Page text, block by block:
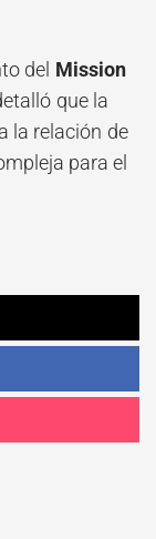
del Mission
que la
la relación de
para el